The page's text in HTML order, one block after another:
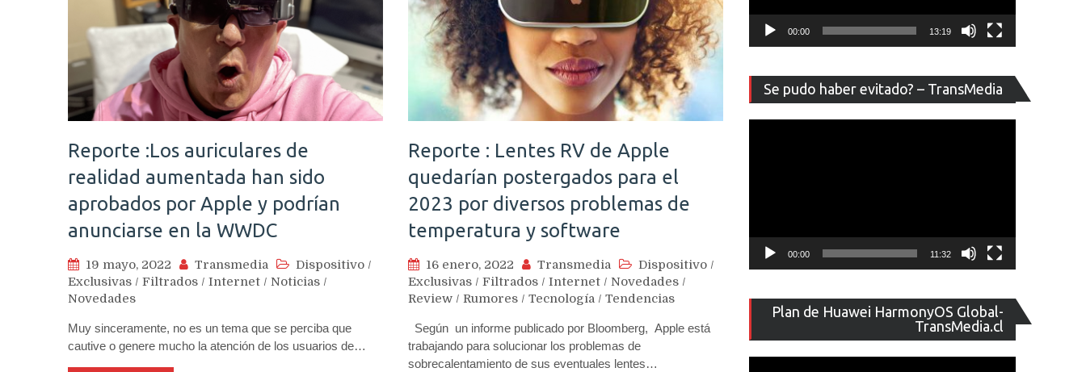
Reporte :Los auriculares de
realidad aumentada han sido
aprobados por Apple y podrían
anunciarse en la WWDC
19 mayo, 2022 Transmedia Dispositivo /
Exclusivas / Filtrados / Internet / Noticias /
Novedades
Muy sinceramente, no es un tema que se perciba que
cautive o genere mucho la atención de los usuarios de…
Reporte : Lentes RV de Apple
quedarían postergados para el
2023 por diversos problemas de
temperatura y software
16 enero, 2022 Transmedia Dispositivo /
Exclusivas / Filtrados / Internet / Novedades /
Review / Rumores / Tecnología / Tendencias
Según un informe publicado por Bloomberg, Apple está
trabajando para solucionar los problemas de
sobrecalentamiento de sus eventuales lentes…
00:00 13:19
Se pudo haber evitado? – TransMedia
de
vídeo
00:00 11:32
Plan de Huawei HarmonyOS Global-
TransMedia.cl
de
vídeo